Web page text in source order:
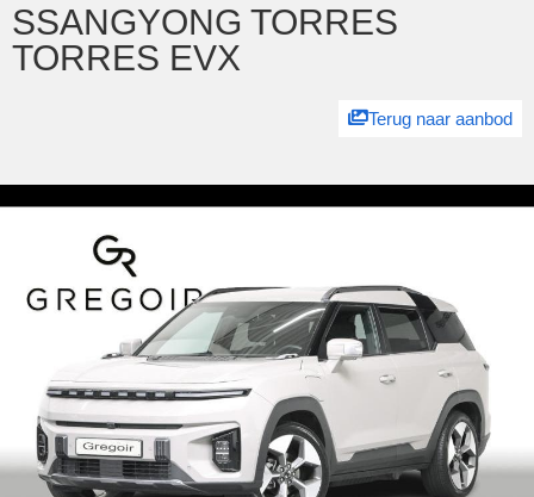
SSANGYONG TORRES
TORRES EVX
Terug naar aanbod